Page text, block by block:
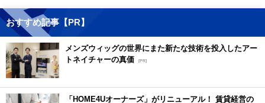
おすすめ記事【PR】
メンズウィッグの世界にまた新たな技術を投入したアー
トネイチャーの真価 [PR]
「HOME4Uオーナーズ」がリニューアル！ 賃貸経営の